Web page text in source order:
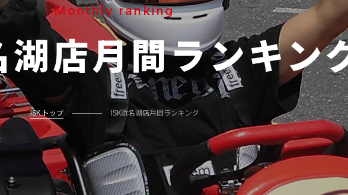
Monthly ranking
湖店月間ランキン
ISK トップ ISK浜名湖店月間ランキング